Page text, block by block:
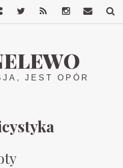
JEST OPÓR
MastodonTwitter InstagramKontakt